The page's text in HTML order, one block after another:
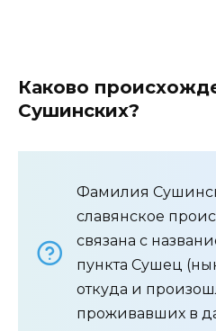
Каково
Сушинских?
Фамилия
славянское
связана с
пункта Сушец
откуда и
проживавших в